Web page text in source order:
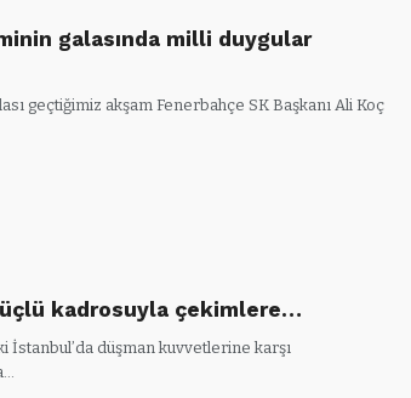
galasında milli duygular
geçtiğimiz akşam Fenerbahçe SK Başkanı Ali Koç
kadrosuyla çekimlere…
İstanbul’da düşman kuvvetlerine karşı